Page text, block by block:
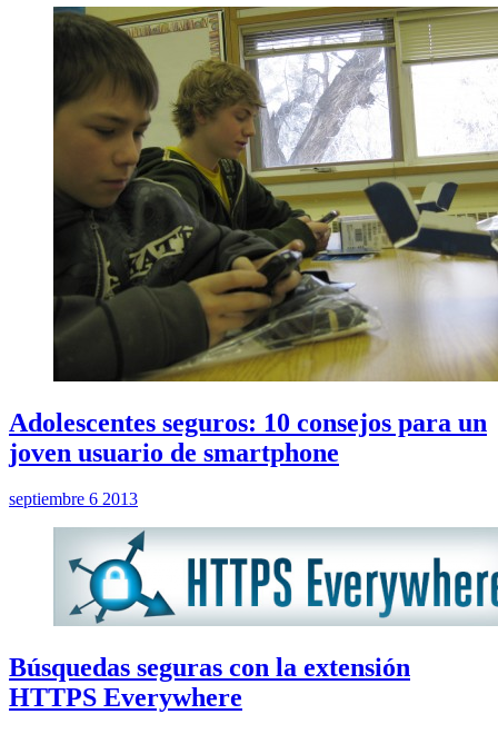
Adolescentes seguros: 10 consejos para un
joven usuario de smartphone
septiembre 6 2013
Búsquedas seguras con la extensión
HTTPS Everywhere